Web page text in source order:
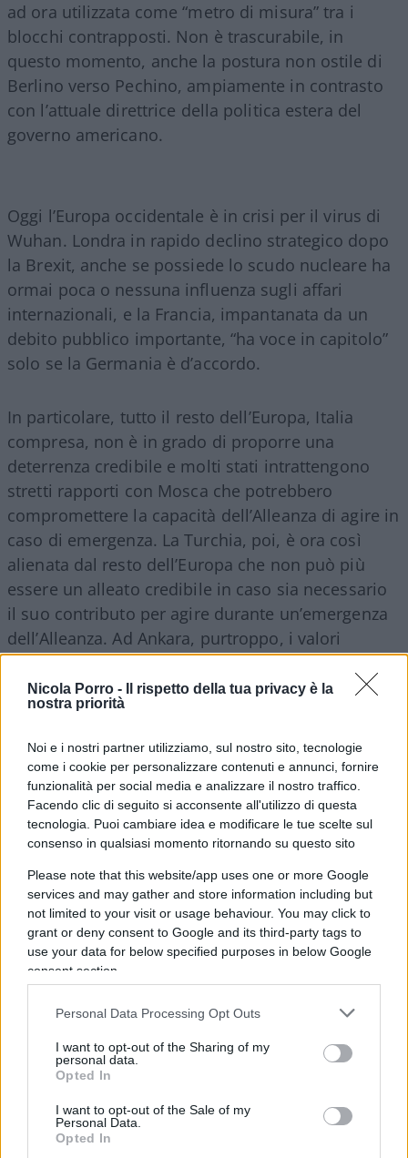
Nicola Porro -
Il rispetto della tua privacy è la
nostra priorità
Noi e i nostri partner utilizziamo, sul nostro sito, tecnologie
come i cookie per personalizzare contenuti e annunci, fornire
funzionalità per social media e analizzare il nostro traffico.
Facendo clic di seguito si acconsente all'utilizzo di questa
tecnologia. Puoi cambiare idea e modificare le tue scelte sul
consenso in qualsiasi momento ritornando su questo sito
Please note that this website/app uses one or more Google
services and may gather and store information including but
not limited to your visit or usage behaviour. You may click to
grant or deny consent to Google and its third-party tags to
use your data for below specified purposes in below Google
consent section.
Personal Data Processing Opt Outs
I want to opt-out of the Sharing of my
personal data.
Opted In
I want to opt-out of the Sale of my
Personal Data.
Opted In
ad ora utilizzata come “metro di misura” tra i
blocchi contrapposti. Non è trascurabile, in
questo momento, anche la postura non ostile di
Berlino verso Pechino, ampiamente in contrasto
con l’attuale direttrice della politica estera del
governo americano.
Oggi l’Europa occidentale è in crisi per il virus di
Wuhan. Londra in rapido declino strategico dopo
la Brexit, anche se possiede lo scudo nucleare ha
ormai poca o nessuna influenza sugli affari
internazionali, e la Francia, impantanata da un
debito pubblico importante, “ha voce in capitolo”
solo se la Germania è d’accordo.
In particolare, tutto il resto dell’Europa, Italia
compresa, non è in grado di proporre una
deterrenza credibile e molti stati intrattengono
stretti rapporti con Mosca che potrebbero
compromettere la capacità dell’Alleanza di agire in
caso di emergenza. La Turchia, poi, è ora così
alienata dal resto dell’Europa che non può più
essere un alleato credibile in caso sia necessario
il suo contributo per agire durante un’emergenza
dell’Alleanza. Ad Ankara, purtroppo, i valori
democratici fondanti della Nato sono divenuti “un
optionalfastidioso”.
Da parte sua il presidente Putin si trova di nuovo
di fronte a una difficile situazione interna e ha, da
poco, dichiarato lo stato di emergenza daCovid-
. L’esportazione di idrocarburi russi è stata
paralizzata dal crollo del prezzo del petrolio e del
gas ed è improbabile che si riprenda a breve
considerando la crisi delle industrie europee che
hanno bisogno di energia elettrica per funzionare
e, in parte, l’arrivo della stagione calda.
Gazprom
al momento in deficit, da sola contribuisce a più
del 5 per cento del Pil russo. Mantenere operative
le forze armate russe ha costi elevati e se
l’economia di Mosca continuerà a declinare sarà
difficile sostenerle. Anche se Putin sta perdendo
parte della sua popolarità in casa propria,
potrebbe farsi forza del deterioramento, negli